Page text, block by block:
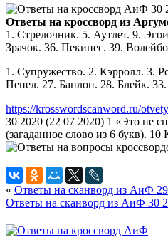
Ответы на кроссворд из
1. Стрелочник. 5. Аутлет. 9.
Зрачок. 36. Пекинес. 39.
1. Супружество. 2. Кэрролл. 3.
Пепел. 27. Банлон. 28. Блейк.
https://krosswordscanword.ru/
30 2020 (22 07 2020) 1 «Это не
(загаданное слово из 6 букв). 10
« Ответы на сканворд из АиФ
Ответы на сканворд из АиФ 30